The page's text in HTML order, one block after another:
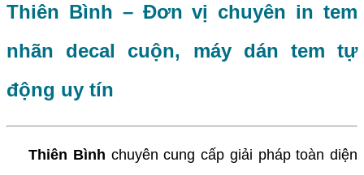
Thiên Bình – Đơn vị chuyên in tem
nhãn decal cuộn, máy dán tem tự
động uy tín
Thiên Bình chuyên cung cấp giải pháp toàn diện